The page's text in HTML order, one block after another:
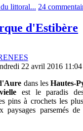
littoral... 24
d'Estibère
22 avril 2016 11:04
dans lesHautes-
est le paradis
pins à crochets les
paysages parsemés de